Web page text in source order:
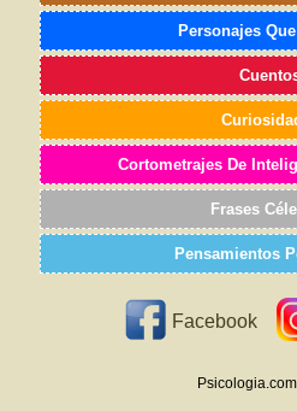
Personajes
Cortometrajes De
Frases
Pensamientos
Facebook